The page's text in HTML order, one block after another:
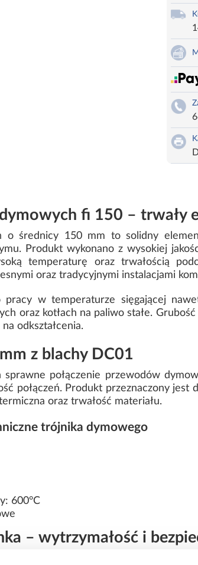
fi 150 – trwały
o średnicy 150 mm to solidny
Produkt wykonano z wysokiej
temperaturę oraz trwałością
oraz tradycyjnymi instalacjami
pracy w temperaturze sięgającej
oraz kotłach na paliwo stałe.
odkształcenia.
z blachy DC01
połączenie przewodów
połączeń. Produkt przeznaczony
oraz trwałość materiału.
trójnika dymowego
600°C
– wytrzymałość i
zaprojektowany z myślą o